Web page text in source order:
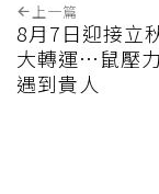
上一篇
8月7日迎接立
大轉運…鼠壓
遇到貴人